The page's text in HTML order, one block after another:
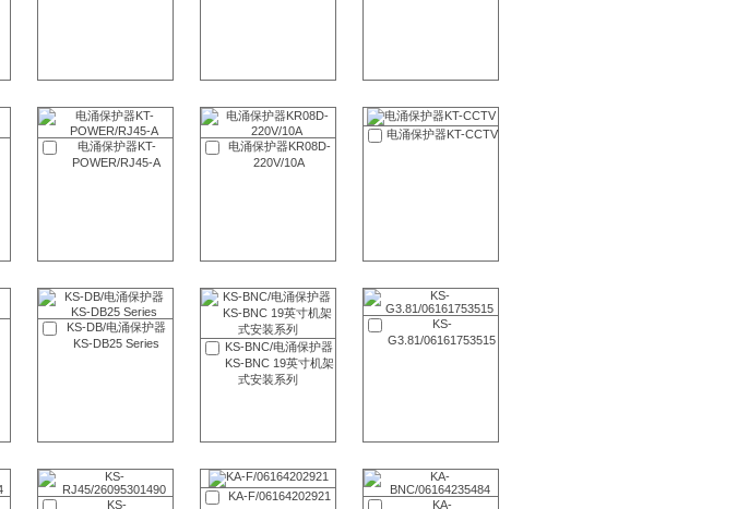
电涌保护器KT-
POWER/RJ45-A
电涌保护器KR08D-
220V/10A
电涌保护器KT-CCTV
KS-DB/电涌保护器
KS-DB25 Series
KS-BNC/电涌保护器
KS-BNC 19英寸机架
式安装系列
KS-
G3.81/06161753515
KS-
KA-F/06164202921
KA-